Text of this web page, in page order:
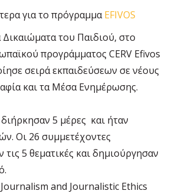
για το πρόγραμμαEFIVOS
Δικαιώματα του Παιδιού, στο
προγράμματος CERV Efivos
σειρά εκπαιδεύσεων σε νέους
και τα Μέσα Ενημέρωσης.
5 μέρες και ήταν
Οι 26 συμμετέχοντες
5 θεματικές και δημιούργησαν
and Journalistic Ethics